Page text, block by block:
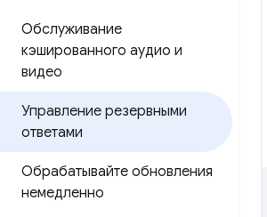
Обслуживание
кэшированного аудио и
видео
Управление резервными
ответами
Обрабатывайте обновления
немедленно